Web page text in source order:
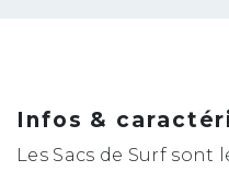
Infos &
Les Sacs de Surf sont